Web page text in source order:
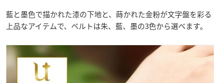
藍と墨色で描かれた漆の下地と、蒔かれた金粉が文字盤を彩る
上品なアイテムで、ベルトは朱、藍、墨の3色から選べます。